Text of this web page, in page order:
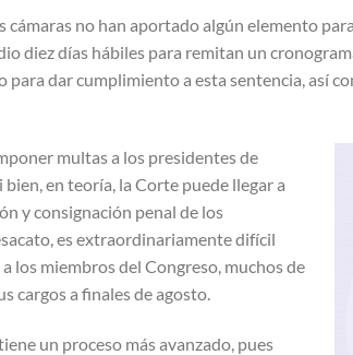
cámaras no han aportado algún elemento
diez días hábiles para remitan un
para dar cumplimiento a esta sentencia, así
multas a los presidentes de
bien, en teoría, la Corte puede llegar a
y consignación penal de los
es extraordinariamente difícil
los miembros del Congreso, muchos de
cargos a finales de agosto.
un proceso más avanzado, pues